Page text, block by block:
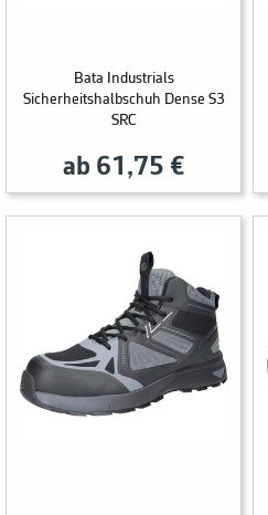
Bata Industrials
Sicherheitshalbschuh Dense S3
SRC
ab 61,75 €